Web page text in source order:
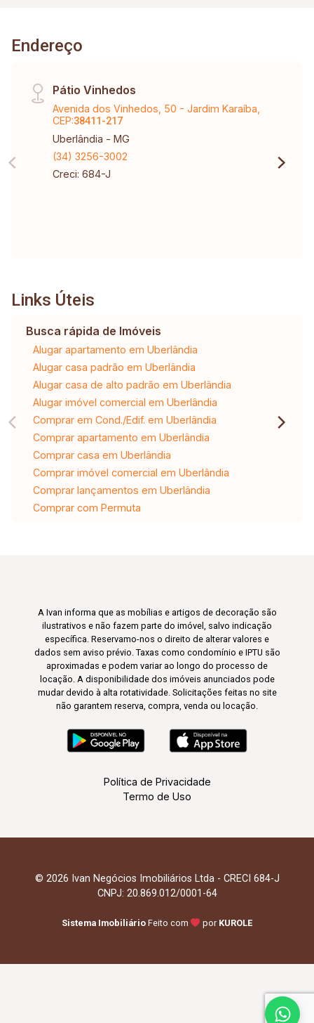
em face da proximidade com o 17BPM (Polícia
Militar); dá pra ir à pé ao Pátio Sabiá; dois
Hospital Oncoclinicas; dois quarteirões de uma
Academia; padaria, mercearia; novos
supermercados ao lado do Pátio Sabiá (BH e
ABC). Outros locais próximos: Prefeitura, UFU,
UAI ESTADUAL; UAI Saúde Municipal; Center
Shopping, etc.
Endereço
Pátio Vinhedos
Avenida dos Vinhedos, 50 - Jardim Karaíba,
CEP:38411-217
Uberlândia - MG
(34) 3256-3002
Creci: 684-J
Links Úteis
Busca rápida de Imóveis
Alugar apartamento em Uberlândia
Alugar casa padrão em Uberlândia
Alugar casa de alto padrão em Uberlândia
Alugar imóvel comercial em Uberlândia
Comprar em Cond./Edif. em Uberlândia
Comprar apartamento em Uberlândia
Comprar casa em Uberlândia
Comprar imóvel comercial em Uberlândia
Comprar lançamentos em Uberlândia
Comprar com Permuta
A Ivan informa que as mobílias e artigos de decoração são
ilustrativos e não fazem parte do imóvel, salvo indicação
específica. Reservamo-nos o direito de alterar valores e
dados sem aviso prévio. Taxas como condomínio e IPTU são
aproximadas e podem variar ao longo do processo de
locação. A disponibilidade dos imóveis anunciados pode
mudar devido à alta rotatividade. Solicitações feitas no site
não garantem reserva, compra, venda ou locação.
Política de Privacidade
Termo de Uso
© 2026 Ivan Negócios Imobiliários Ltda - CRECI 684-J
CNPJ: 20.869.012/0001-64
Sistema Imobiliário Feito com por KUROLE